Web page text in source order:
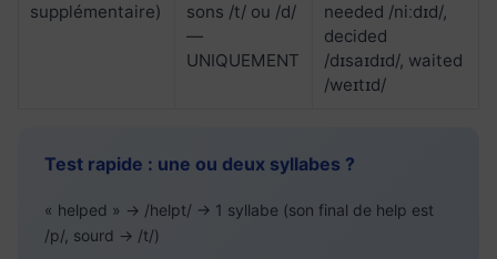
supplémentaire)
sons /t/ ou /d/
—
UNIQUEMENT
needed /niːdɪd/,
decided
/dɪsaɪdɪd/, waited
/weɪtɪd/
Test rapide : une ou deux syllabes ?
« helped » → /helpt/ → 1 syllabe (son final de help est
/p/, sourd → /t/)